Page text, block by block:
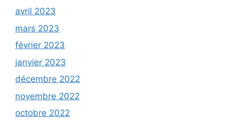
avril 2023
mars 2023
février 2023
janvier 2023
décembre 2022
novembre 2022
octobre 2022